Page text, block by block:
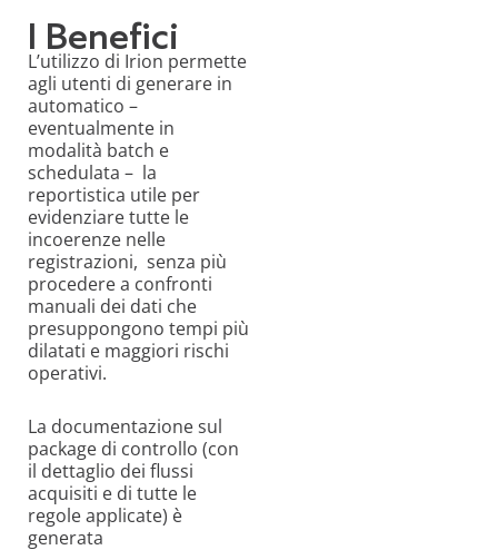
I Benefici
L’utilizzo di Irion permette
agli utenti di generare in
automatico –
eventualmente in
modalità batch e
schedulata – la
reportistica utile per
evidenziare tutte le
incoerenze nelle
registrazioni, senza più
procedere a confronti
manuali dei dati che
presuppongono tempi più
dilatati e maggiori rischi
operativi.
La documentazione sul
package di controllo (con
il dettaglio dei flussi
acquisiti e di tutte le
regole applicate) è
generata